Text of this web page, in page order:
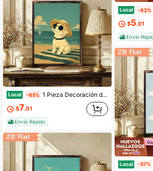
Local -65% 1 Pieza Decoración de Arte Interior, Impresión en Cartón Enmarcado, 12x16 Pulgadas, Impresión de Alta Definición de un Perro Pequeño con Gafas y una Taza de Café, Funciona como Figura de Arte, Excelente Regalo para Decoración de Sala de Estar, Amigos y Familia.
$7.01
Envío Rápido
Local -62%
$5.01
Envío
Local -57%